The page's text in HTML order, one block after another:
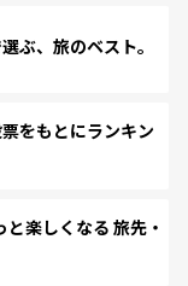
ぶ、旅のベスト。
をもとにランキン
楽しくなる 旅先・